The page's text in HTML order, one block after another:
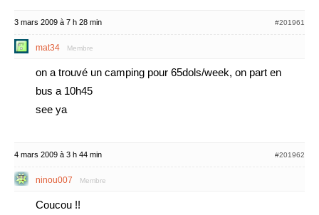
3 mars 2009 à 7 h 28 min #201961
mat34 Membre
on a trouvé un camping pour 65dols/week, on part en
bus a 10h45
see ya
4 mars 2009 à 3 h 44 min #201962
ninou007 Membre
Coucou !!